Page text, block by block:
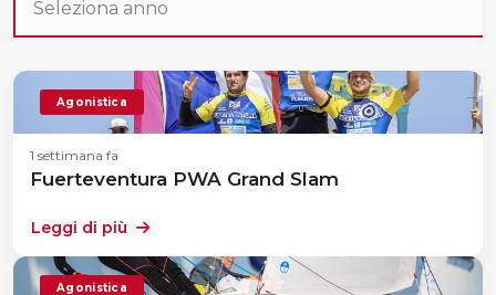
Agonistica
1 settimana fa
Fuerteventura PWA Grand Slam
Leggi di più
Agonistica